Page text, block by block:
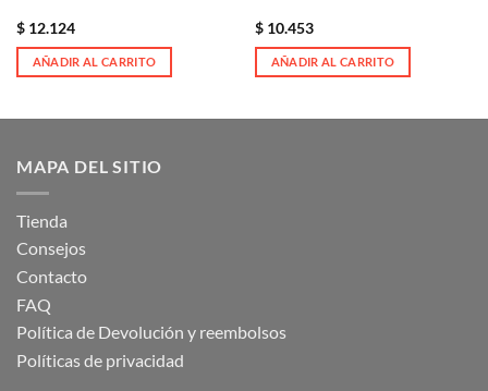
$12.124
AÑADIR AL CARRITO
$10.453
AÑADIR AL CARRITO
MAPA DEL SITIO
Tienda
Consejos
Contacto
FAQ
Política de Devolución y reembolsos
Políticas de privacidad